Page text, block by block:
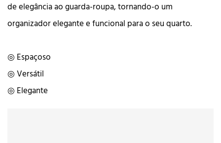
de elegância ao guarda-roupa, tornando-o um
organizador elegante e funcional para o seu quarto.
◎ Espaçoso
◎ Versátil
◎ Elegante